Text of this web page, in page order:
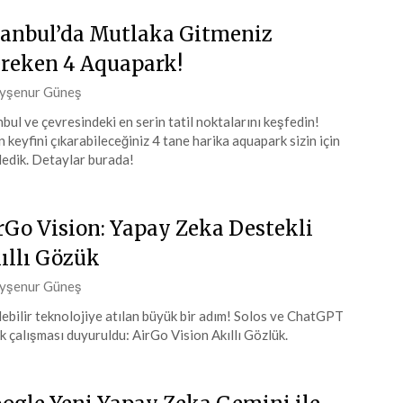
Mutlaka Gitmeniz
4 Aquapark!
Güneş
ve çevresindeki en serin tatil noktalarını keşfedin!
keyfini çıkarabileceğiniz 4 tane harika aquapark sizin için
Detaylar burada!
Vision: Yapay Zeka Destekli
Gözük
Güneş
teknolojiye atılan büyük bir adım! Solos ve ChatGPT
çalışması duyuruldu: AirGo Vision Akıllı Gözlük.